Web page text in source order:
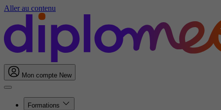
Aller au contenu
Mon compte New
Formations